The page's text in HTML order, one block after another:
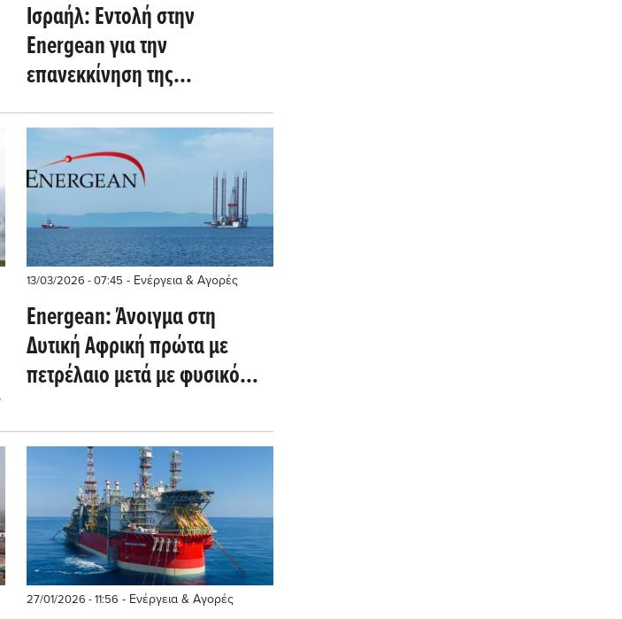
Ισραήλ: Εντολή στην
Energean για την
επανεκκίνηση της
παραγωγής φυσικού αερίου
στο Karish
13/03/2026 - 07:45 - Ενέργεια & Αγορές
Energean: Άνοιγμα στη
Δυτική Αφρική πρώτα με
πετρέλαιο μετά με φυσικό
Chevron στην Αγκόλα
27/01/2026 - 11:56 - Ενέργεια & Αγορές